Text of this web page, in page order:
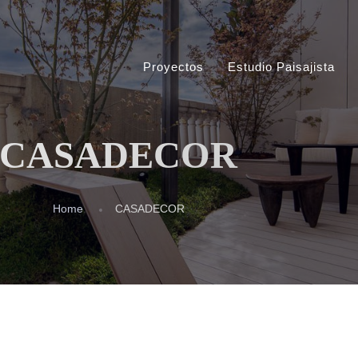
Proyectos Estudio Paisajista
CASADECOR
Home CASADECOR